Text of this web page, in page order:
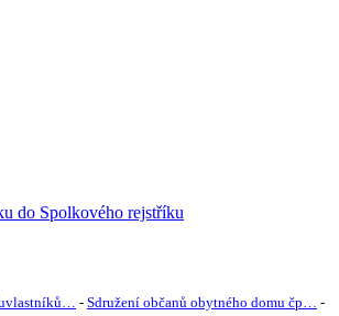
- Sdružení občanů obytného domu čp… -